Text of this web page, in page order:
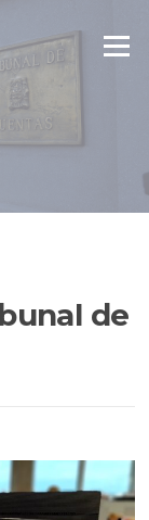
Menú
de